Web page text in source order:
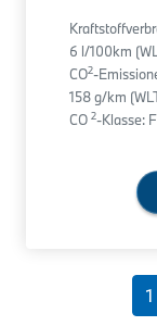
6 l/100km
CO2-
158 g/km
CO 2-Klasse: F
1